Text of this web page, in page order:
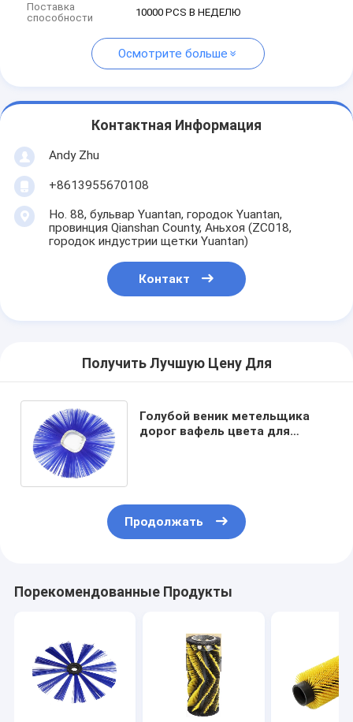
Поставка
способности
10000 PCS В НЕДЕЛЮ
Осмотрите больше
Контактная Информация
Andy Zhu
+8613955670108
Но. 88, бульвар Yuantan, городок Yuantan,
провинция Qianshan County, Аньхоя (ZC018,
городок индустрии щетки Yuantan)
Контакт
Получить Лучшую Цену Для
Голубой веник метельщика
дорог вафель цвета для
Продолжать
Порекомендованные Продукты